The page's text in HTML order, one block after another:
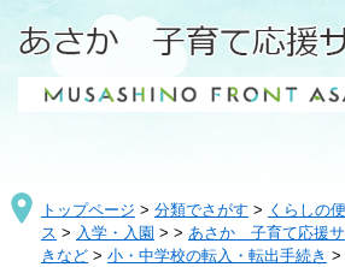
。
て
トップページ > 分類でさがす > くらしの
ス > 入学・入園 > > あさか 子育て応援サ
きなど> 小・中学校の転入・転出手続き >